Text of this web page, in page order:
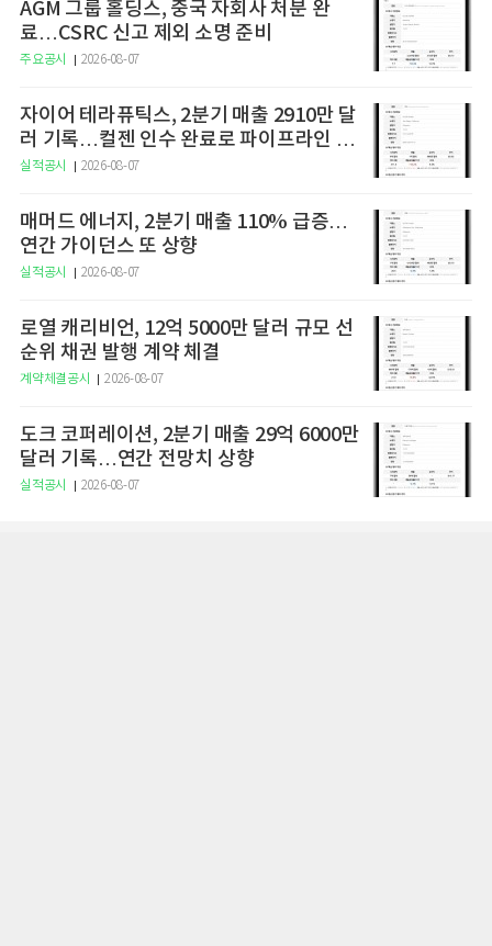
AGM 그룹 홀딩스, 중국 자회사 처분 완
료…CSRC 신고 제외 소명 준비
주요공시 2026-08-07
자이어 테라퓨틱스, 2분기 매출 2910만 달
러 기록…컬젠 인수 완료로 파이프라인 확
장
실적공시 2026-08-07
매머드 에너지, 2분기 매출 110% 급증…
연간 가이던스 또 상향
실적공시 2026-08-07
로열 캐리비언, 12억 5000만 달러 규모 선
순위 채권 발행 계약 체결
계약체결공시 2026-08-07
도크 코퍼레이션, 2분기 매출 29억 6000만
달러 기록…연간 전망치 상향
실적공시 2026-08-07